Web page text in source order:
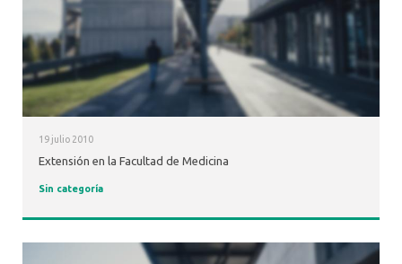
19 julio 2010
Extensión en la Facultad de Medicina
Sin categoría